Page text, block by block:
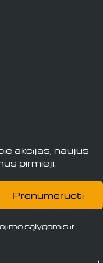
akcijas, naujus
pirmieji.
Prenumeruoti
sąlygomisir